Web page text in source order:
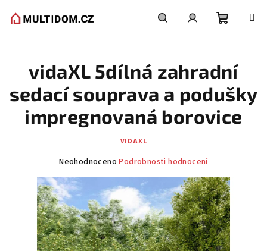
košík
vidaXL 5dílná zahradní
sedací souprava a podušky
impregnovaná borovice
VIDAXL
Průměrné
produktu
je
0,0
z
5
hvězdiček.
Neohodnoceno Podrobnosti hodnocení